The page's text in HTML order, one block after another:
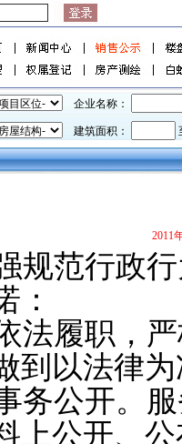
企业名称：
建筑面积：
2011
规范行政
：
法履职，
到以法律
务公开。
上公开、